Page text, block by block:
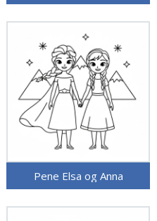
Pene Elsa og Anna